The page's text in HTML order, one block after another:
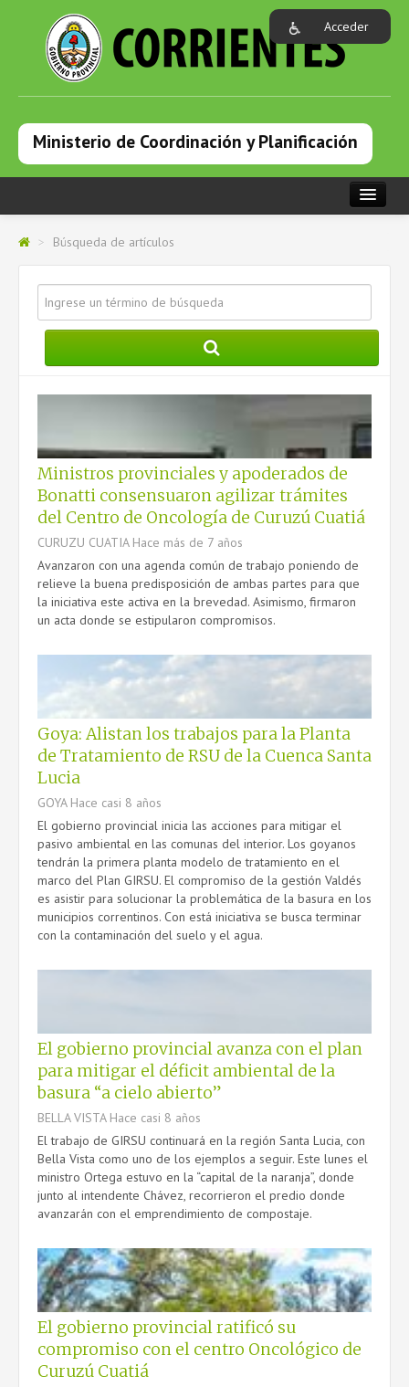
Acceder
Ministerio de Coordinación y Planificación
DEPENDENCIAS
PROGRAMAS
NOTICIAS
CONTACTO
> Búsqueda de artículos
Ministros provinciales y apoderados de
Bonatti consensuaron agilizar trámites
del Centro de Oncología de Curuzú Cuatiá
CURUZU CUATIA Hace más de 7 años
Avanzaron con una agenda común de trabajo poniendo de
relieve la buena predisposición de ambas partes para que
la iniciativa este activa en la brevedad. Asimismo, firmaron
un acta donde se estipularon compromisos.
Goya: Alistan los trabajos para la Planta
de Tratamiento de RSU de la Cuenca Santa
Lucia
GOYA Hace casi 8 años
El gobierno provincial inicia las acciones para mitigar el
pasivo ambiental en las comunas del interior. Los goyanos
tendrán la primera planta modelo de tratamiento en el
marco del Plan GIRSU. El compromiso de la gestión Valdés
es asistir para solucionar la problemática de la basura en los
municipios correntinos. Con está iniciativa se busca terminar
con la contaminación del suelo y el agua.
El gobierno provincial avanza con el plan
para mitigar el déficit ambiental de la
basura “a cielo abierto”
BELLA VISTA Hace casi 8 años
El trabajo de GIRSU continuará en la región Santa Lucia, con
Bella Vista como uno de los ejemplos a seguir. Este lunes el
ministro Ortega estuvo en la “capital de la naranja”, donde
junto al intendente Chávez, recorrieron el predio donde
avanzarán con el emprendimiento de compostaje.
El gobierno provincial ratificó su
compromiso con el centro Oncológico de
Curuzú Cuatiá